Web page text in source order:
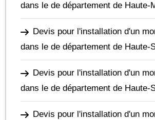
dans le de département de Haute-
Devis pour l'installation d'un
dans le de département de Haute-
Devis pour l'installation d'un
dans le de département de Haute-
Devis pour l'installation d'un